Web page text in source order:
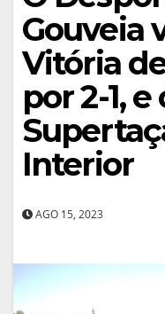
Gouveia
Vitória
por 2-1,
Interior
AGO 15, 2023